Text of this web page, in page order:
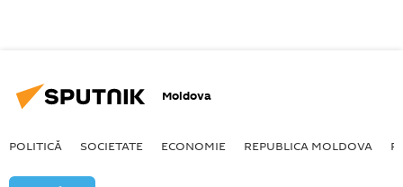
Moldova
POLITICĂ SOCIETATE ECONOMIE REPUBLICA MOLDOVA